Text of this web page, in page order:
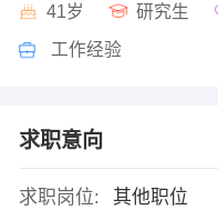
41岁 研究生
工作经验
求职意向
求职岗位:
其他职位